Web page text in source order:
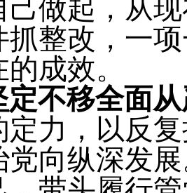
己做起，从
抓整改，一
成效。
定不移全面
定力，以反
党向纵深发